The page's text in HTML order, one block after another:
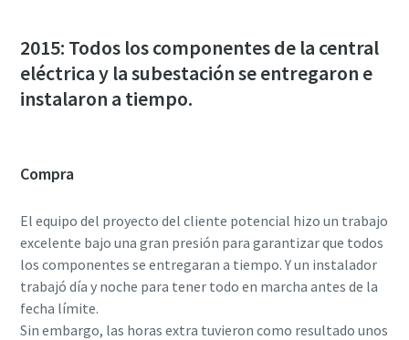
2015: Todos los componentes de la central
eléctrica y la subestación se entregaron e
instalaron a tiempo.
Compra
El equipo del proyecto del cliente potencial hizo un trabajo
excelente bajo una gran presión para garantizar que todos
los componentes se entregaran a tiempo. Y un instalador
trabajó día y noche para tener todo en marcha antes de la
fecha límite.
Sin embargo, las horas extra tuvieron como resultado unos